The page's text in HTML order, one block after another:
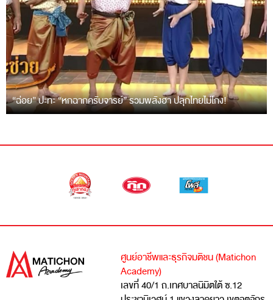
“ฉ่อย” ปะทะ “หกฉากครับจารย์” รวมพลังฮา ปลุกไทยไม่โกง!
ศูนย์อาชีพและธุรกิจมติชน (Matichon
Academy)
เลขที่ 40/1 ถ.เทศบาลนิมิตใต้ ซ.12